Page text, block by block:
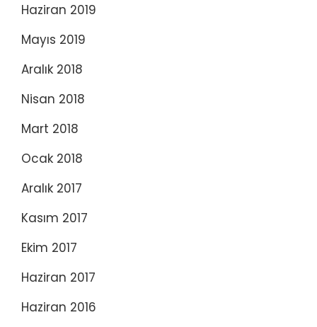
Haziran 2019
Mayıs 2019
Aralık 2018
Nisan 2018
Mart 2018
Ocak 2018
Aralık 2017
Kasım 2017
Ekim 2017
Haziran 2017
Haziran 2016